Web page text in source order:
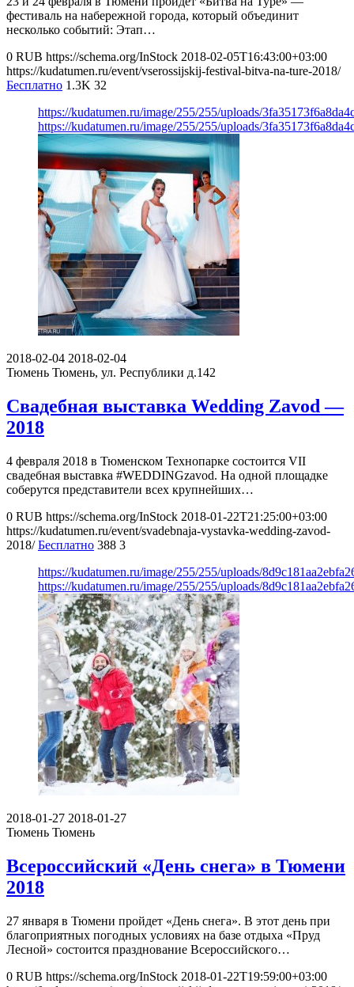
фестиваль на набережной города, который объединит
несколько событий: Этап…
0 RUB https://schema.org/InStock 2018-02-05T16:43:00+03:00
https://kudatumen.ru/event/vserossijskij-festival-bitva-na-ture-2018/
Бесплатно 1.3K 32
https://kudatumen.ru/image/255/255/uploads/
https://kudatumen.ru/image/255/255/uploads/
2018-02-04 2018-02-04
Тюмень Тюмень, ул. Республики д.142
Свадебная выставка Wedding Zavod —
2018
4 февраля 2018 в Тюменском Технопарке состоится VII
свадебная выставка #WEDDINGzavod. На одной площадке
соберутся представители всех крупнейших…
0 RUB https://schema.org/InStock 2018-01-22T21:25:00+03:00
https://kudatumen.ru/event/svadebnaja-vystavka-wedding-zavod-
2018/ Бесплатно 388 3
https://kudatumen.ru/image/255/255/uploads/
https://kudatumen.ru/image/255/255/uploads/
2018-01-27 2018-01-27
Тюмень Тюмень
Всероссийский «День снега» в Тюмени
2018
27 января в Тюмени пройдет «День снега». В этот день при
благоприятных погодных условиях на базе отдыха «Пруд
Лесной» состоится празднование Всероссийского…
0 RUB https://schema.org/InStock 2018-01-22T19:59:00+03:00